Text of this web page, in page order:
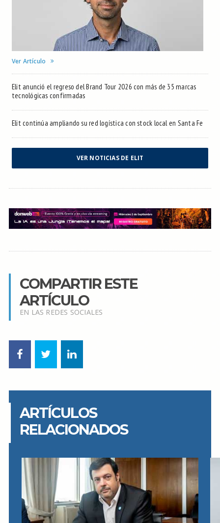
Ver Artículo
Elit anunció el regreso del Brand Tour 2026 con más de 35 marcas
tecnológicas confirmadas
Elit continúa ampliando su red logística con stock local en Santa Fe
VER NOTICIAS DE ELIT
COMPARTIR ESTE
ARTÍCULO
EN LAS REDES SOCIALES
ARTÍCULOS
RELACIONADOS